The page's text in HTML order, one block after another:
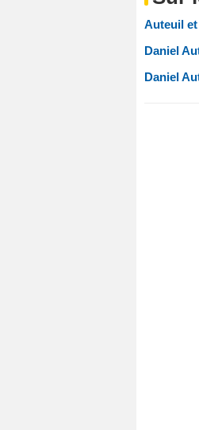
Auteuil
Daniel
Daniel